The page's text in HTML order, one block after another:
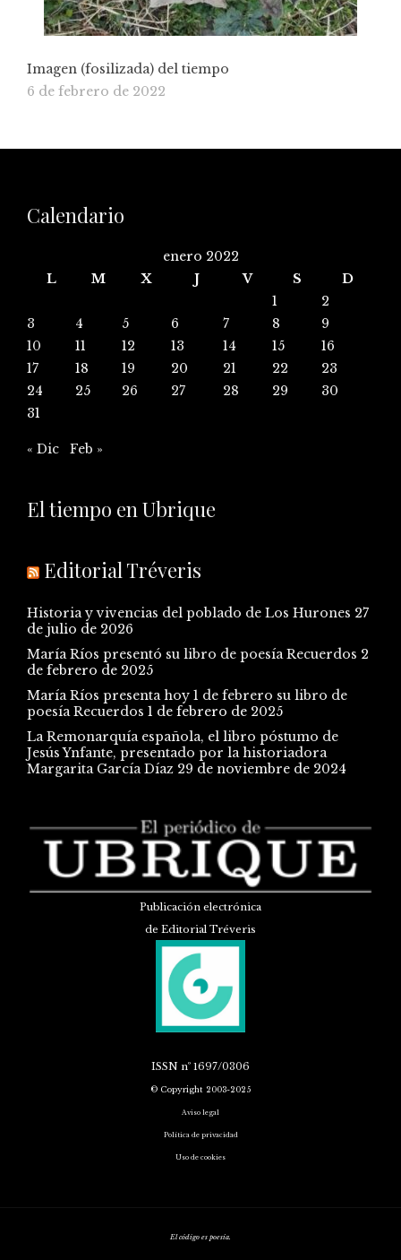
Imagen (fosilizada) del tiempo
6 de febrero de 2022
Calendario
enero 2022
L
M X J V S
D
1
2
3
4 5 6 7 8
9
10
11 12 13 14 15
16
17
18 19 20 21 22
23
24
25 26 27 28 29
30
31
« Dic Feb »
El tiempo en Ubrique
Editorial Tréveris
Historia y vivencias del poblado de Los Hurones 27
de julio de 2026
María Ríos presentó su libro de poesía Recuerdos 2
de febrero de 2025
María Ríos presenta hoy 1 de febrero su libro de
poesía Recuerdos 1 de febrero de 2025
La Remonarquía española, el libro póstumo de
Jesús Ynfante, presentado por la historiadora
Margarita García Díaz 29 de noviembre de 2024
Publicación electrónica
de Editorial Tréveris
ISSN nº 1697/0306
© Copyright 2003-2025
Aviso legal
Política de privacidad
Uso de cookies
El código es poesía.